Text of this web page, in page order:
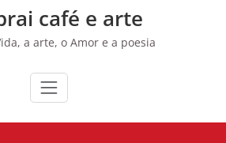
café e arte
a arte, o Amor e a poesia